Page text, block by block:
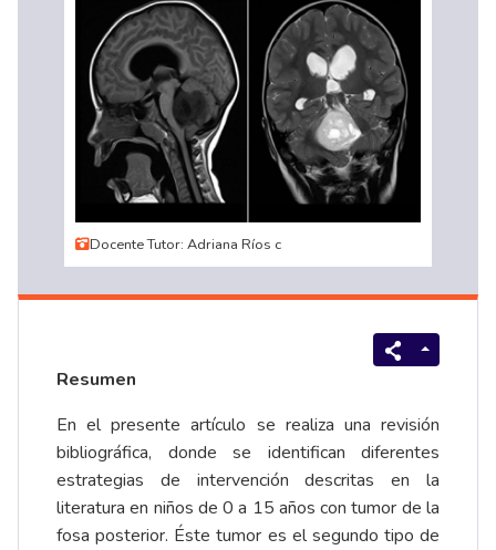
Docente Tutor: Adriana Ríos c
Resumen
En el presente artículo se realiza una revisión
bibliográfica, donde se identifican diferentes
estrategias de intervención descritas en la
literatura en niños de 0 a 15 años con tumor de la
fosa posterior. Éste tumor es el segundo tipo de